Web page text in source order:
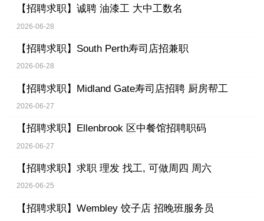
【招聘求职】 诚聘 油漆工 大中工数名
2026-06-28
【招聘求职】 South Perth寿司店招兼职
2026-06-28
【招聘求职】 Midland Gate寿司店招聘 厨房帮工
2026-06-27
【招聘求职】 Ellenbrook 区中餐馆招聘职码
2026-06-27
【招聘求职】 求职 理发 找工, 可做周四 周六
2026-06-25
【招聘求职】 Wembley 饺子店 招晚班服务员